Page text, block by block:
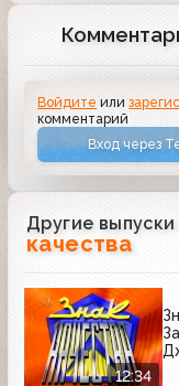
Войдите или
комментарий
Вход через
Другие
качества
12:34